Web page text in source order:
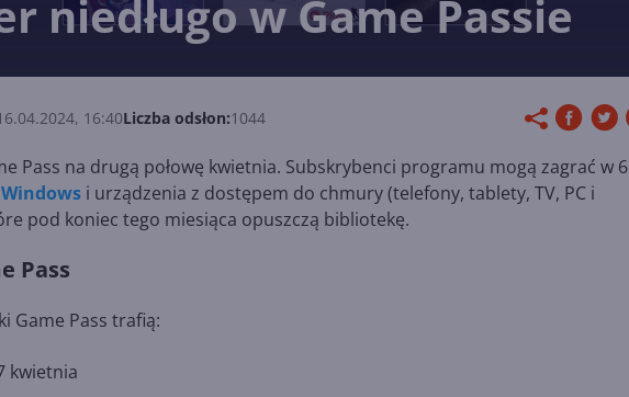
niedługo w Game Passie
16:40Liczba odsłon:1044
Pass na drugą połowę kwietnia. Subskrybenci programu mogą zagrać w 6
Windows i urządzenia z dostępem do chmury (telefony, tablety, TV, PC i
pod koniec tego miesiąca opuszczą bibliotekę.
Pass
Game Pass trafią: